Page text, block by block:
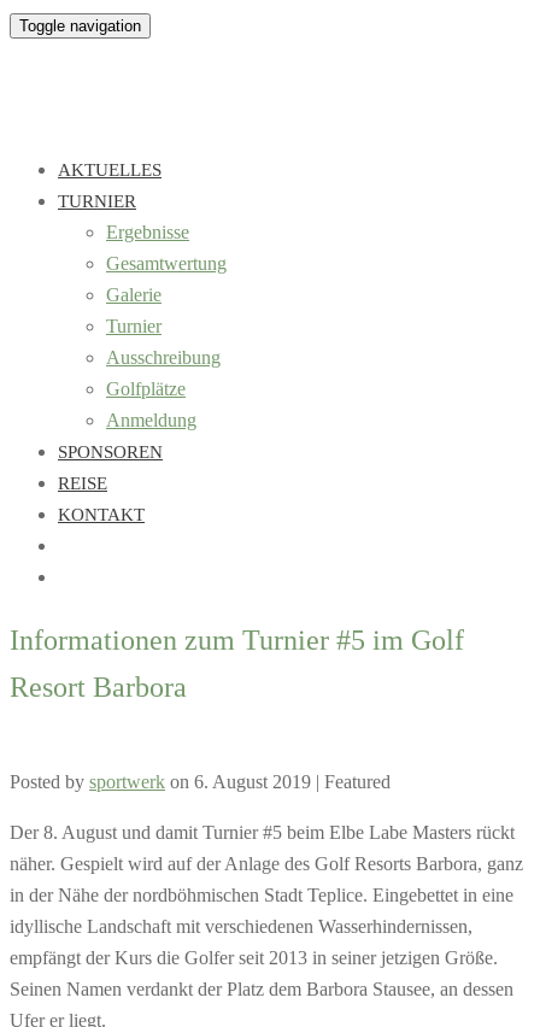
Toggle navigation
AKTUELLES
TURNIER
Ergebnisse
Gesamtwertung
Galerie
Turnier
Ausschreibung
Golfplätze
Anmeldung
SPONSOREN
REISE
KONTAKT
Informationen zum Turnier #5 im Golf
Resort Barbora
Posted by sportwerk on 6. August 2019 | Featured
Der 8. August und damit Turnier #5 beim Elbe Labe Masters rückt
näher. Gespielt wird auf der Anlage des Golf Resorts Barbora, ganz
in der Nähe der nordböhmischen Stadt Teplice. Eingebettet in eine
idyllische Landschaft mit verschiedenen Wasserhindernissen,
empfängt der Kurs die Golfer seit 2013 in seiner jetzigen Größe.
Seinen Namen verdankt der Platz dem Barbora Stausee, an dessen
Ufer er liegt.